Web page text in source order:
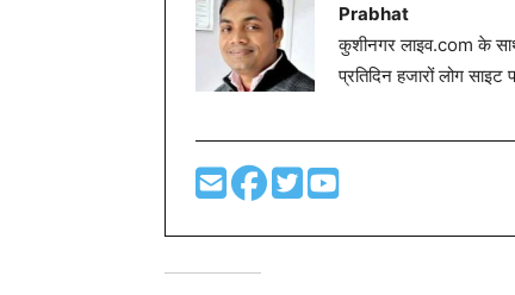
Prabhat
कुशीनगर लाइव.com के
प्रतिदिन हजारों लोग